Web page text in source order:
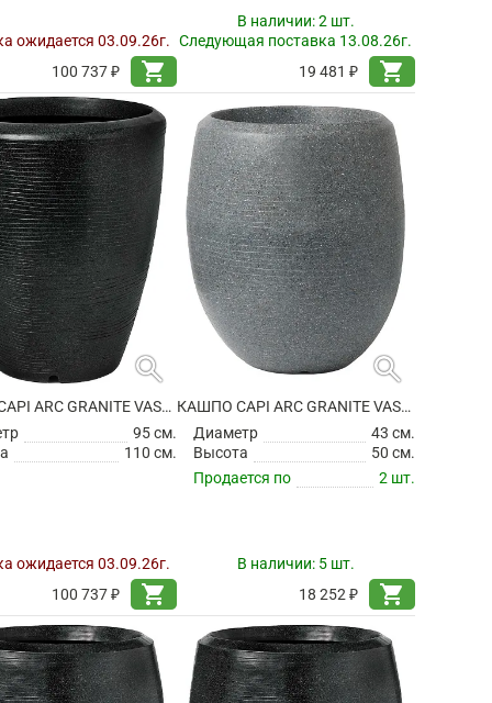
ожидается 03.09.26г.
100 737 ₽
shopping_cart
В наличии:2 шт.
Следующая поставка 13.08.26г.
19 481 ₽
shopping_cart
search
КАШПО CAPI ARC GRANITE VASE ELEGANT BLACK
95 см.
110 см.
ожидается 03.09.26г.
100 737 ₽
shopping_cart
search
КАШПО CAPI ARC GRANITE VASE ELEGANT DELUXE ANTHRACITE
Диаметр
43 см.
Высота
50 см.
Продается по
2 шт.
В наличии: 5 шт.
18 252 ₽
shopping_cart